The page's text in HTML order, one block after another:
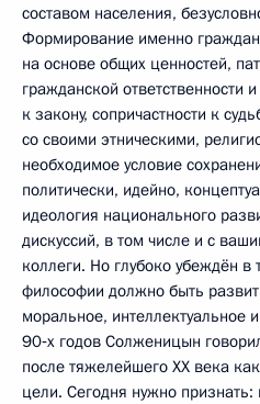
составом населения,
Формирование именно
на основе общих ценностей,
гражданской ответственности
к закону, сопричастности к
со своими этническими,
необходимое условие
политически, идейно,
идеология национального
дискуссий, в том числе и с
коллеги. Но глубоко убеждён
философии должно быть
моральное, интеллектуальное
90‑х годов Солженицын
после тяжелейшего ХХ века
цели. Сегодня нужно